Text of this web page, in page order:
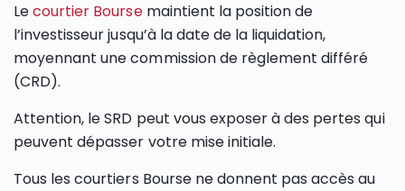
Lecourtier Boursemaintient la position de
l’investisseur jusqu’à la date de la liquidation,
moyennant une commission de règlement différé
(CRD).
Attention, le SRD peut vous exposer à des pertes qui
peuvent dépasser votre mise initiale.
Tous les courtiers Bourse ne donnent pas accès au